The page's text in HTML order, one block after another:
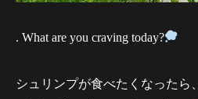
. What are you craving today?
シュリンプが食べたくなったら、